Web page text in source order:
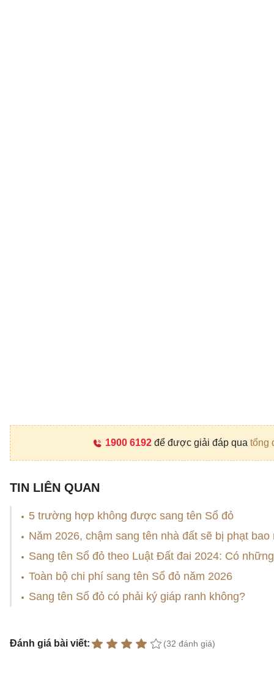
1900 6192để được giải đáp qua tổng
TIN LIÊN QUAN
5 trường hợp không được sang tên Sổ đỏ
Năm 2026, chậm sang tên nhà đất sẽ bị phạt bao
Sang tên Sổ đỏ theo Luật Đất đai 2024: Có
Toàn bộ chi phí sang tên Sổ đỏ năm 2026
Sang tên Sổ đỏ có phải ký giáp ranh không?
Đánh giá bài viết: (32 đánh giá)